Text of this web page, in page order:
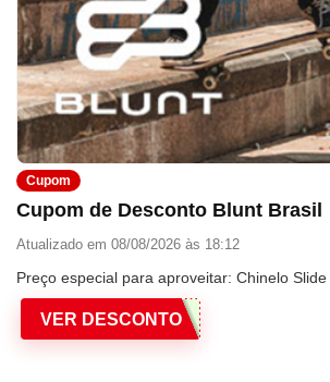
Cupom
Cupom de Desconto Blunt Brasil
Atualizado em 08/08/2026 às 18:12
Preço especial para aproveitar: Chinelo
VER DESCONTO